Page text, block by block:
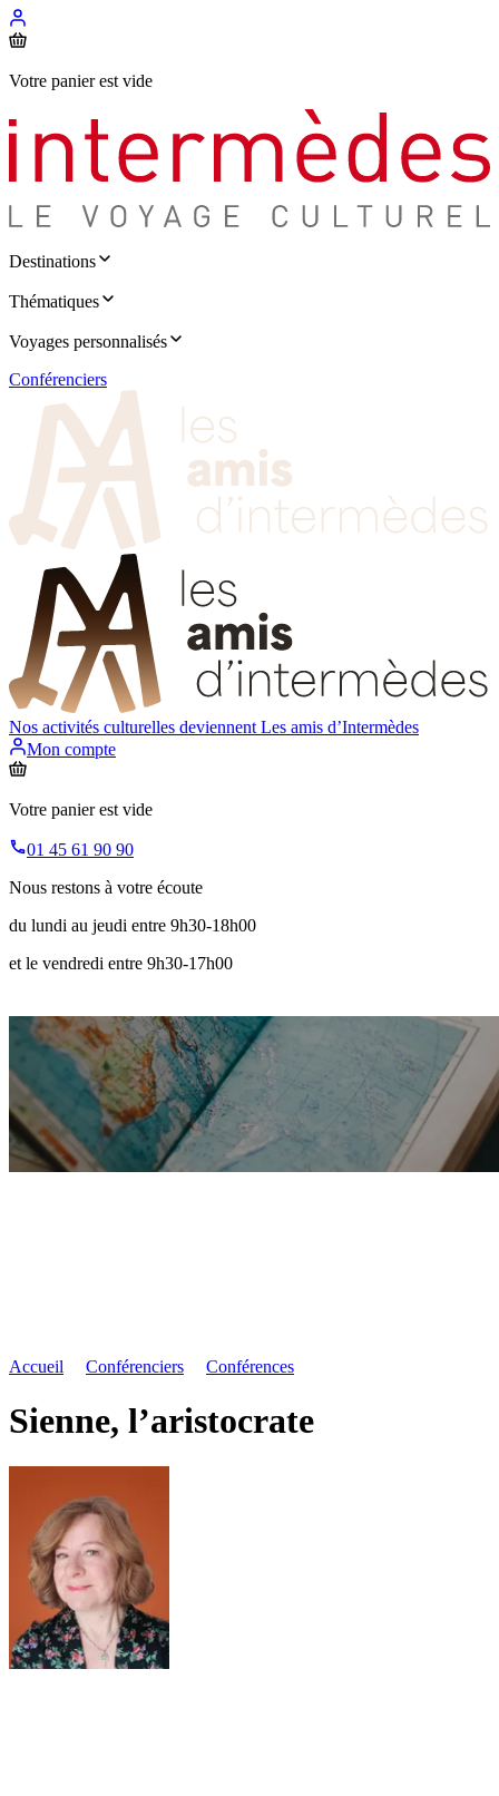
Votre panier est vide
Destinations
Thématiques
Voyages personnalisés
Conférenciers
Nos activités culturelles deviennent Les amis d’Intermèdes
Mon compte
Votre panier est vide
01 45 61 90 90
Nous restons à votre écoute
du lundi au jeudi entre 9h30-18h00
et le vendredi entre 9h30-17h00
Accueil Conférenciers Conférences
Sienne, l’aristocrate